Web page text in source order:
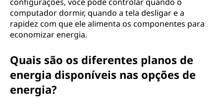
computador dormir, quando a tela desligar e a
rapidez com que ele alimenta os componentes para
economizar energia.
Quais são os diferentes planos de
energia disponíveis nas opções de
energia?